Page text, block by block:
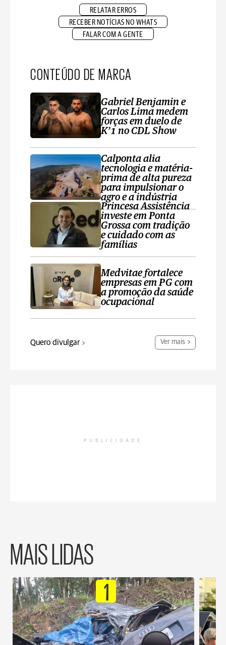
RELATAR ERROS
RECEBER NOTÍCIAS NO WHATS
FALAR COM A GENTE
CONTEÚDO DE MARCA
Gabriel Benjamin e
Carlos Lima medem
forças em duelo de
K’1 no CDL Show
Calponta alia
tecnologia e matéria-
prima de alta pureza
para impulsionar o
agro e a indústria
Princesa Assistência
investe em Ponta
Grossa com tradição
e cuidado com as
famílias
Medvitae fortalece
empresas em PG com
a promoção da saúde
ocupacional
Quero divulgar Ver mais
PUBLICIDADE
MAIS LIDAS
1